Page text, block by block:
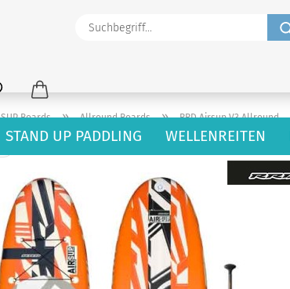
STAND UP PADDLING WELLENREITEN
SUP Boards » Allround Boards » RRD Airsup V3 Allround